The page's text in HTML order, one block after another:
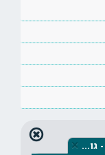
גו… ×